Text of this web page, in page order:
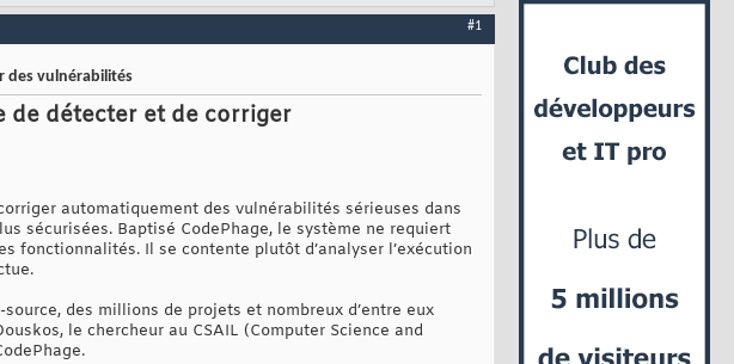
#1
des vulnérabilités
de détecter et de corriger
automatiquement des vulnérabilités sérieuses dans
sécurisées. Baptisé CodePhage, le système ne requiert
fonctionnalités. Il se contente plutôt d’analyser l’exécution
des millions de projets et nombreux d’entre eux
le chercheur au CSAIL (Computer Science and